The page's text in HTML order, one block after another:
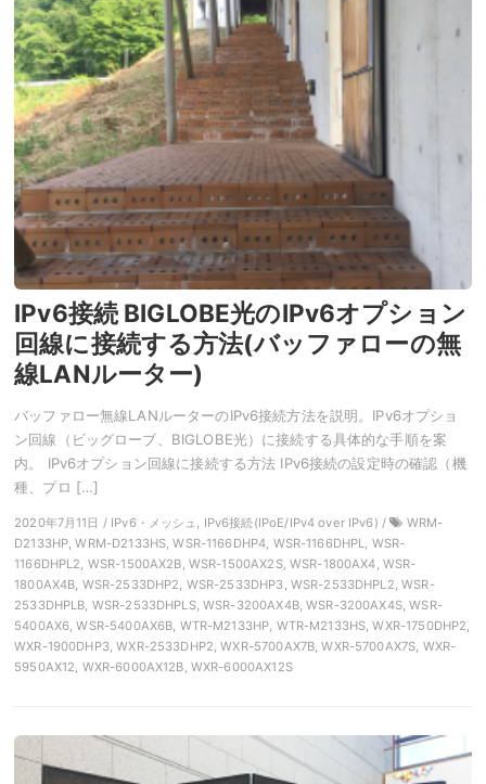
IPv6接続 BIGLOBE光のIPv6オプション
回線に接続する方法(バッファローの無
線LANルーター)
バッファロー無線LANルーターのIPv6接続方法を説明。IPv6オプショ
ン回線（ビッグローブ、BIGLOBE光）に接続する具体的な手順を案
内。 IPv6オプション回線に接続する方法 IPv6接続の設定時の確認（機
種、プロ […]
2020年7月11日 / IPv6・メッシュ, IPv6接続(IPoE/IPv4 over IPv6) /
WRM-
D2133HP, WRM-D2133HS, WSR-1166DHP4, WSR-1166DHPL, WSR-
1166DHPL2, WSR-1500AX2B, WSR-1500AX2S, WSR-1800AX4, WSR-
1800AX4B, WSR-2533DHP2, WSR-2533DHP3, WSR-2533DHPL2, WSR-
2533DHPLB, WSR-2533DHPLS, WSR-3200AX4B, WSR-3200AX4S, WSR-
5400AX6, WSR-5400AX6B, WTR-M2133HP, WTR-M2133HS, WXR-1750DHP2,
WXR-1900DHP3, WXR-2533DHP2, WXR-5700AX7B, WXR-5700AX7S, WXR-
5950AX12, WXR-6000AX12B, WXR-6000AX12S